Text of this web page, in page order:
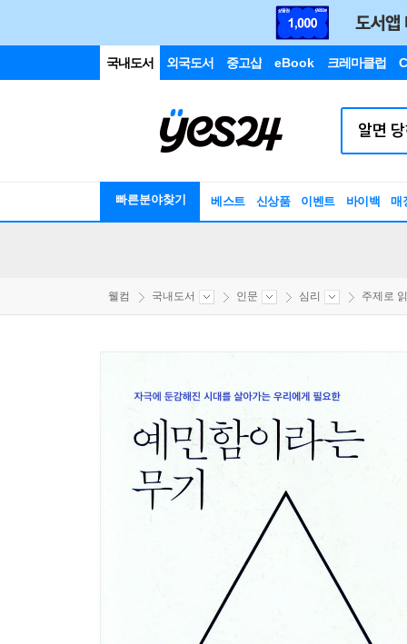
국내도서 외국도서 중고샵 eBook 크레마클럽
빠른분야찾기 베스트 신상품 이벤트 바이백 매
웰컴 국내도서 인문 심리 주제로